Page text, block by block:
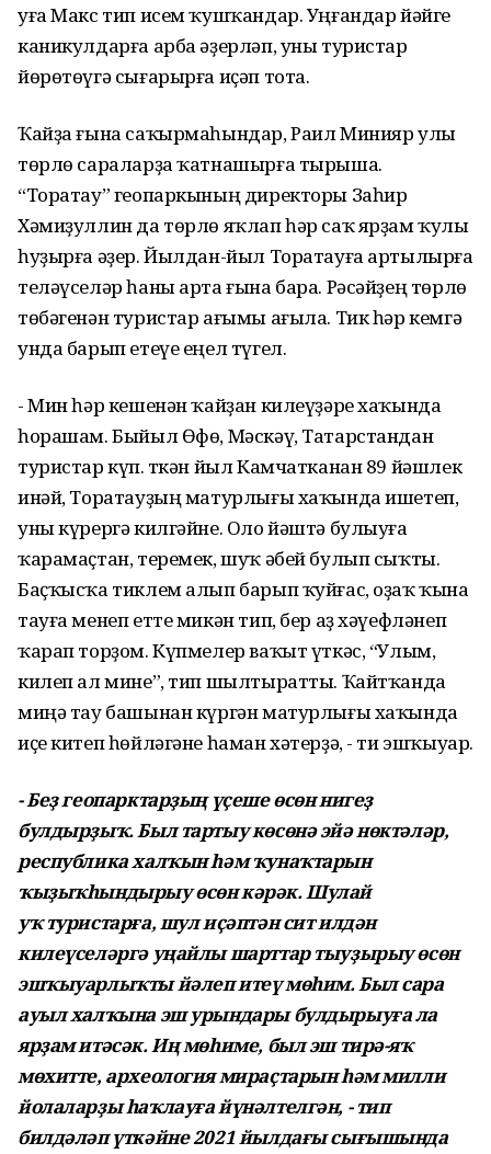
уға Макс тип исем ҡушҡандар. Уңғандар йәйге
каникулдарға арба әҙерләп, уны туристар
йөрөтөүгә сығарырға иҫәп тота.
Ҡайҙа ғына саҡырмаһындар, Раил Минияр улы
төрлө сараларҙа ҡатнашырға тырыша.
“Торатау” геопаркының директоры Заһир
Хәмиҙуллин да төрлө яҡлап һәр саҡ ярҙам ҡулы
һуҙырға әҙер. Йылдан-йыл Торатауға артылырға
теләүселәр һаны арта ғына бара. Рәсәйҙең төрлө
төбәгенән туристар ағымы ағыла. Тик һәр кемгә
унда барып етеүе еңел түгел.
- Мин һәр кешенән ҡайҙан килеүҙәре хаҡында
һорашам. Быйыл Өфө, Мәскәү, Татарстандан
туристар күп. Үткән йыл Камчатканан 89 йәшлек
инәй, Торатауҙың матурлығы хаҡында ишетеп,
уны күрергә килгәйне. Оло йәштә булыуға
ҡарамаҫтан, теремек, шуҡ әбей булып сыҡты.
Баҫҡысҡа тиклем алып барып ҡуйғас, оҙаҡ ҡына
тауға менеп етте микән тип, бер аҙ хәүефләнеп
ҡарап торҙом. Күпмелер ваҡыт үткәс, “Улым,
килеп ал мине”, тип шылтыратты. Ҡайтҡанда
миңә тау башынан күргән матурлығы хаҡында
иҫе китеп һөйләгәне һаман хәтерҙә, - ти эшҡыуар.
- Беҙ геопарктарҙың үҫеше өсөн нигеҙ
булдырҙыҡ.Был тартыу көсөнә эйә нөктәләр,
республика халҡынһәм ҡунаҡтарын
ҡыҙыҡһындырыу өсөн кәрәк. Шулай
уҡтуристарға, шул иҫәптән сит илдән
килеүселәргә уңайлышарттар тыуҙырыу өсөн
эшҡыуарлыҡты йәлеп итеүмөһим. Был сара
ауыл халҡына эш урындары булдырыуғала
ярҙам итәсәк. Иң мөһиме, был эш тирә-яҡ
мөхитте, археология мираҫтарын һәм милли
йолаларҙы һаҡлауғайүнәлтелгән, - тип
билдәләп үткәйне 2021 йылдағысығышында